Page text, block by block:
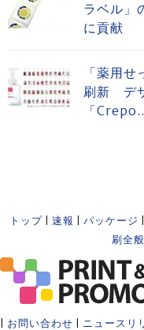
ラベル」
に貢献
「薬用
刷新 デ
「
トップ 速報 パッケージ
刷全般
お問い合わせ ニュースリ